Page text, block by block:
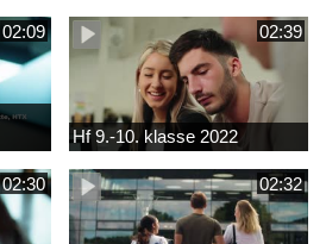
02:09 02:39
Hf 9.-10. klasse 2022
02:30 02:32